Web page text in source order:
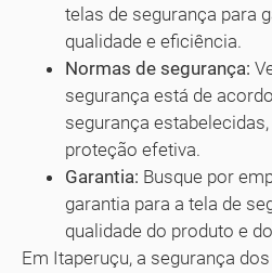
telas de segurança para
qualidade e eficiência.
Normas de segurança:
segurança está de
segurança
proteção efetiva.
Garantia: Busque por
garantia para a tela de
qualidade do produto e
Em Itaperuçu, a segurança